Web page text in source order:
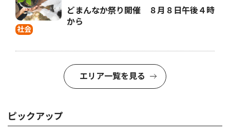
社会
どまんなか祭り開催 ８月８日午後４時
から
エリア一覧を見る
ピックアップ